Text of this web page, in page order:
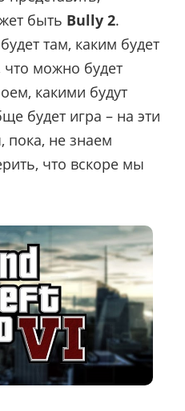
быть Bully 2.
там, каким будет
можно будет
какими будут
будет игра – на эти
пока, не знаем
что вскоре мы